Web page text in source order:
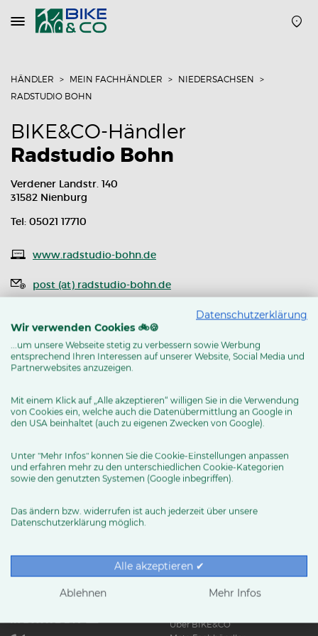
Navigation
öffnen
HÄNDLER MEIN FACHHÄNDLER
NIEDERSACHSEN
RADSTUDIO BOHN
BIKE&CO-Händler
Radstudio Bohn
Verdener Landstr. 140
31582 Nienburg
Tel: 05021 17710
www.radstudio-bohn.de
post (at) radstudio-bohn.de
MEHR ERFAHREN
News & Trends
Ratgeber
Über BIKE&CO
Datenschutzerklärung
Wir verwenden Cookies 🚲🍪
...um unsere Webseite stetig zu verbessern sowie Werbung
entsprechend Ihren Interessen auf unserer Website, Social Media und
Partnerwebsites anzuzeigen.
Mit einem Klick auf „Alle akzeptieren“ willigen Sie in die Verwendung
von Cookies ein, welche auch die Datenübermittlung an Google in
den USA beinhaltet (auch zu eigenen Zwecken von Google).
Unter "Mehr Infos" können Sie die Cookie-Einstellungen anpassen
und erfahren mehr zu den unterschiedlichen Cookie-Kategorien
sowie den genutzten Systemen (Google inbegriffen).
Das ändern bzw. widerrufen ist auch jederzeit über unsere
Datenschutzerklärung möglich.
Alle akzeptieren ✔
Ablehnen Mehr Infos